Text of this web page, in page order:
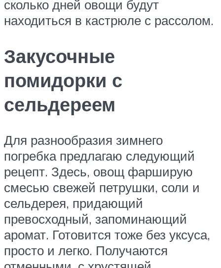
сколько дней овощи будут
находиться в кастрюле с рассолом.
Закусочные
помидорки с
сельдереем
Для разнообразия зимнего
погребка предлагаю следующий
рецепт. Здесь, овощ фарширую
смесью свежей петрушки, соли и
сельдерея, придающий
превосходный, запоминающий
аромат. Готовится тоже без уксуса,
просто и легко. Получаются